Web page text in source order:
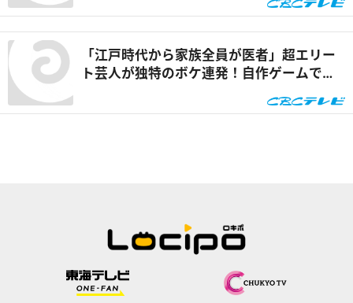
「江戸時代から家族全員が医者」超エリー
ト芸人が独特のボケ連発！自作ゲームで三